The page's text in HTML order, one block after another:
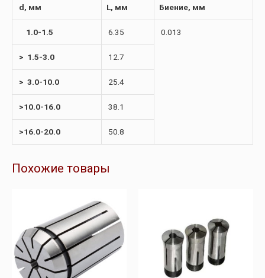
d, мм L, мм Биение, мм
1.0-1.5 6.35 0.013
> 1.5-3.0 12.7
> 3.0-10.0 25.4
>10.0-16.0 38.1
>16.0-20.0 50.8
Похожие товары